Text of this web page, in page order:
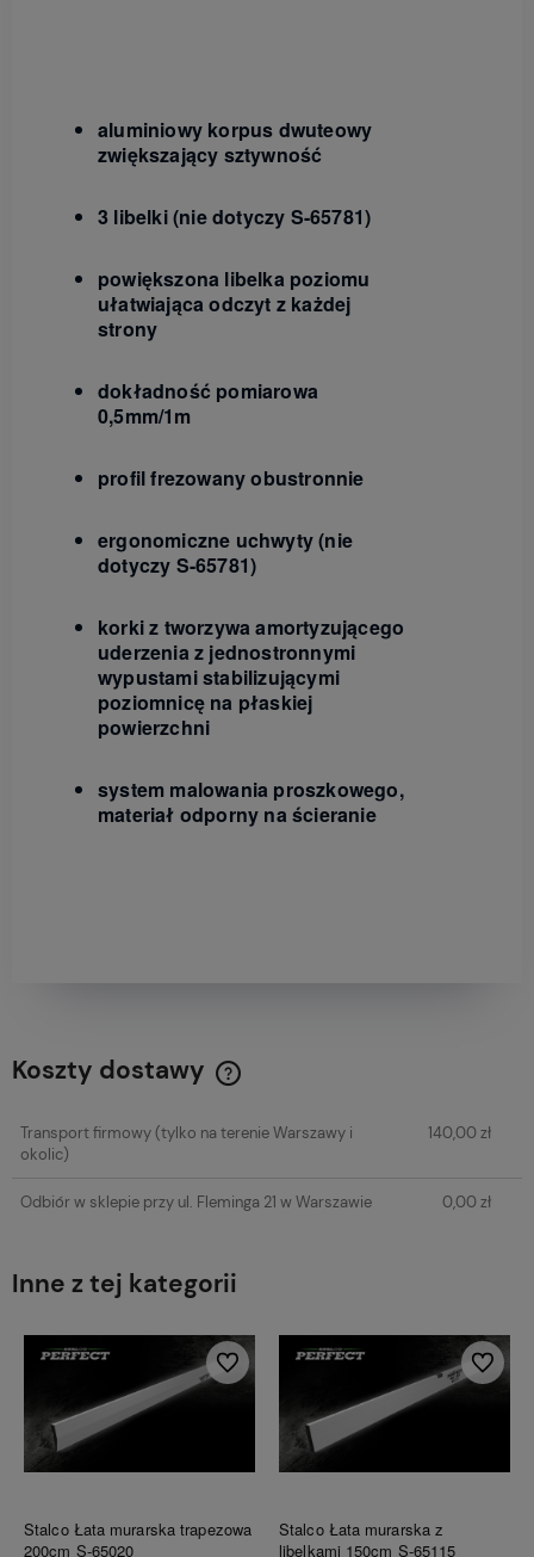
aluminiowy korpus dwuteowy
zwiększający sztywność
3 libelki (nie dotyczy S-65781)
powiększona libelka poziomu
ułatwiająca odczyt z każdej
strony
dokładność pomiarowa
0,5mm/1m
profil frezowany obustronnie
ergonomiczne uchwyty (nie
dotyczy S-65781)
korki z tworzywa amortyzującego
uderzenia z jednostronnymi
wypustami stabilizującymi
poziomnicę na płaskiej
powierzchni
system malowania proszkowego,
materiał odporny na ścieranie
Koszty dostawy
Transport firmowy(tylko na terenie Warszawy i
okolic)
140,00 zł
Odbiór w sklepie przy ul. Fleminga 21 w Warszawie 0,00 zł
Inne z tej kategorii
Stalco Łata murarska trapezowa
200cm S-65020
Do ulubionych
Stalco Łata murarska z
libelkami 150cm S-65115
Do